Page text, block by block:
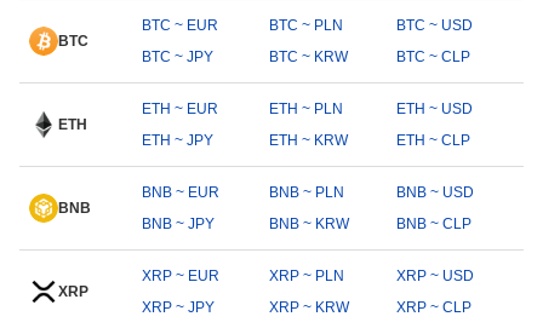
BTC
BTC ~ EUR BTC ~ PLN
BTC ~ USD
BTC ~ JPY
BTC ~ KRW BTC ~ CLP
ETH
ETH ~ EUR ETH ~ PLN
ETH ~ USD
ETH ~ JPY
ETH ~ KRW ETH ~ CLP
BNB
BNB ~ EUR BNB ~ PLN
BNB ~ USD
BNB ~ JPY
BNB ~ KRW BNB ~ CLP
XRP
XRP ~ EUR XRP ~ PLN
XRP ~ USD
XRP ~ JPY
XRP ~ KRW XRP ~ CLP